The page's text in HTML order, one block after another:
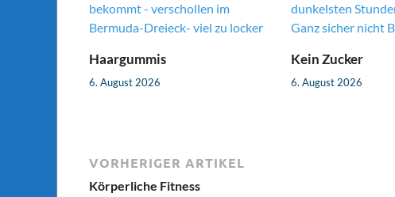
Haargummis
6. August 2026
Kein Zucker
6. August 2026
VORHERIGER ARTIKEL
Körperliche Fitness